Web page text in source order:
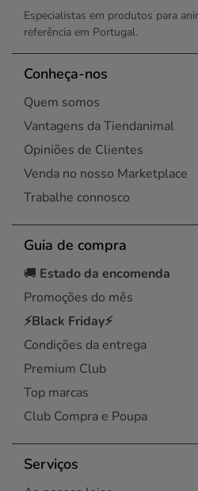
Especialistas em produtos para
referência em Portugal.
Conheça-nos
Quem somos
Vantagens da Tiendanimal
Opiniões de Clientes
Venda no nosso Marketplace
Trabalhe connosco
Guia de compra
🚚 Estado da encomenda
Promoções do mês
⚡Black Friday⚡
Condições da entrega
Premium Club
Top marcas
Club Compra e Poupa
Serviços